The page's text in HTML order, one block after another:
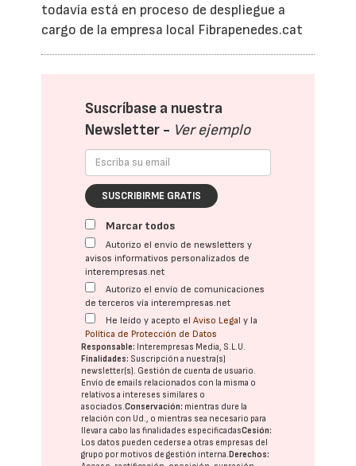
todavía está en proceso de despliegue a
cargo de la empresa local Fibrapenedes.cat
Suscríbase a nuestra
Newsletter - Ver ejemplo
SUSCRIBIRME GRATIS
Marcar todos
Autorizo el envío de newsletters y
avisos informativos personalizados de
interempresas.net
Autorizo el envío de comunicaciones
de terceros vía interempresas.net
He leído y acepto elAviso Legal y la
Política de Protección de Datos
Responsable: Interempresas Media, S.L.U.
Finalidades: Suscripción a nuestra(s)
newsletter(s). Gestión de cuenta de usuario.
Envío de emails relacionados con la misma o
relativos a intereses similares o
asociados.Conservación: mientras dure la
relación con Ud., o mientras sea necesario para
llevar a cabo las finalidades especificadasCesión:
Los datos pueden cederse a otras empresas del
grupo por motivos de gestión interna.Derechos: